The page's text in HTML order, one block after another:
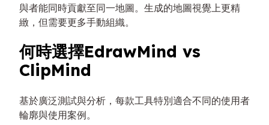
與者能同時貢獻至同一地圖。生成的地圖視覺上更精
緻，但需要更多手動組織。
何時選擇EdrawMind vs
ClipMind
基於廣泛測試與分析，每款工具特別適合不同的使用者
輪廓與使用案例。